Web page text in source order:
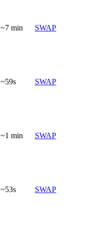
~7 min SWAP
~59s SWAP
~1 min SWAP
~53s SWAP